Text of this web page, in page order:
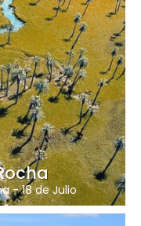
-18 de Julio